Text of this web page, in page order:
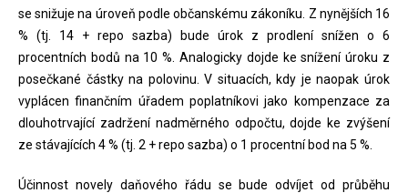
se snižuje na úroveň podle občanskému zákoníku. Z nynějších 16
% (tj. 14 + repo sazba) bude úrok z prodlení snížen o 6
procentních bodů na 10 %. Analogicky dojde ke snížení úroku z
posečkané částky na polovinu. V situacích, kdy je naopak úrok
vyplácen finančním úřadem poplatníkovi jako kompenzace za
dlouhotrvající zadržení nadměrného odpočtu, dojde ke zvýšení
ze stávajících 4 % (tj. 2 + repo sazba) o 1 procentní bod na 5 %.
Účinnost novely daňového řádu se bude odvíjet od průběhu